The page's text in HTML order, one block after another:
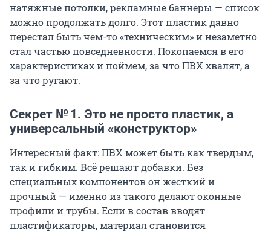
натяжные потолки, рекламные баннеры — список
можно продолжать долго. Этот пластик давно
перестал быть чем-то «техническим» и незаметно
стал частью повседневности. Покопаемся в его
характеристиках и поймем, за что ПВХ хвалят, а
за что ругают.
Секрет № 1. Это не просто пластик, а
универсальный «конструктор»
Интересный факт: ПВХ может быть как твердым,
так и гибким. Всё решают добавки. Без
специальных компонентов он жесткий и
прочный — именно из такого делают оконные
профили и трубы. Если в состав вводят
пластификаторы, материал становится